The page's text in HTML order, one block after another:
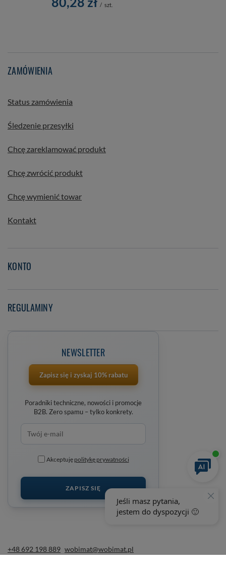
/ szt.
ZAMÓWIENIA
Status zamówienia
Śledzenie przesyłki
Chcę zareklamować produkt
Chcę zwrócić produkt
Chcę wymienić towar
Kontakt
KONTO
REGULAMINY
NEWSLETTER
Zapisz się i zyskaj 10% rabatu
Poradniki techniczne, nowości i promocje
B2B. Zero spamu – tylko konkrety.
Akceptuję politykę prywatności
ZAPISZ SIĘ
+48 692 198 889 wobimat@wobimat.pl